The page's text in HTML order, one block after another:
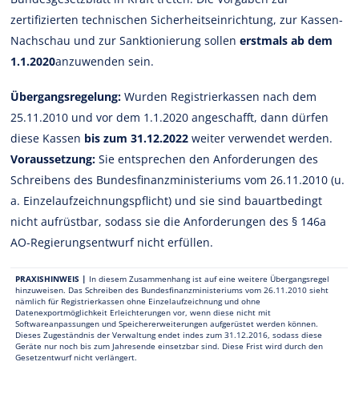
zertifizierten technischen Sicherheitseinrichtung, zur Kassen-
Nachschau und zur Sanktionierung sollenerstmals ab dem
1.1.2020anzuwenden sein.
Übergangsregelung:Wurden Registrierkassen nach dem
25.11.2010 und vor dem 1.1.2020 angeschafft, dann dürfen
diese Kassen bis zum 31.12.2022weiter verwendet werden.
Voraussetzung: Sie entsprechen den Anforderungen des
Schreibens des Bundesfinanzministeriums vom 26.11.2010 (u.
a. Einzelaufzeichnungspflicht) und sie sind bauartbedingt
nicht aufrüstbar, sodass sie die Anforderungen des § 146a
AO-Regierungsentwurf nicht erfüllen.
PRAXISHINWEIS | In diesem Zusammenhang ist auf eine weitere Übergangsregel
hinzuweisen. Das Schreiben des Bundesfinanzministeriums vom 26.11.2010 sieht
nämlich für Registrierkassen ohne Einzelaufzeichnung und ohne
Datenexportmöglichkeit Erleichterungen vor, wenn diese nicht mit
Softwareanpassungen und Speichererweiterungen aufgerüstet werden können.
Dieses Zugeständnis der Verwaltung endet indes zum 31.12.2016, sodass diese
Geräte nur noch bis zum Jahresende einsetzbar sind. Diese Frist wird durch den
Gesetzentwurf nicht verlängert.